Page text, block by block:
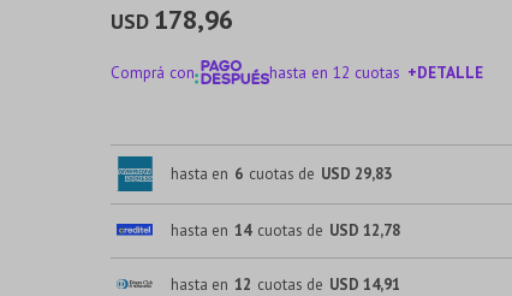
USD 178,96
Comprá con hasta en 12 cuotas +DETALLE
hasta en 6 cuotas de USD 29,83
hasta en 14 cuotas de USD 12,78
hasta en 12 cuotas de USD 14,91